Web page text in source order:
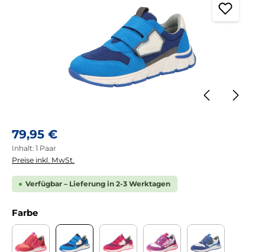
Regulärer Preis:
79,95 €
Inhalt: 1 Paar
Preise inkl. MwSt.
Verfügbar – Lieferung in 2-3 Werktagen
Farbeauswählen